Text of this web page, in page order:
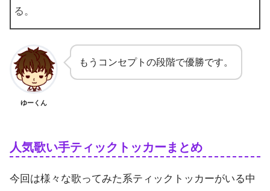
る。
ゆーくん
もうコンセプトの段階で優勝です。
人気歌い手ティックトッカーまとめ
今回は様々な歌ってみた系ティックトッカーがいる中